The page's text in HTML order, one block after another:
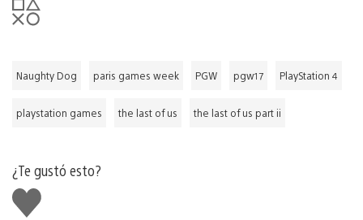
Naughty Dog paris games week PGW pgw17 PlayStation 4
playstation games the last of us the last of us part ii
¿Te gustó esto?
Me
gusta